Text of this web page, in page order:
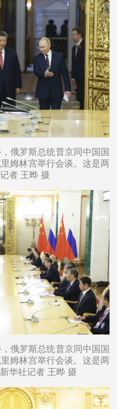
俄罗斯总统普京同中国国
姆林宫举行会谈。这是两
者 王晔 摄
俄罗斯总统普京同中国国
姆林宫举行会谈。这是两
华社记者 王晔 摄